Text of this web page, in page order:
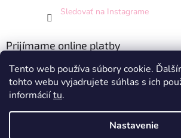
Tento web používa súbory cookie.
tohto webu vyjadrujete súhlas s ich
informáciítu.
Nastavenie
Sledovať na Instagrame
Prijímame online platby
Vytvoril Shoptet